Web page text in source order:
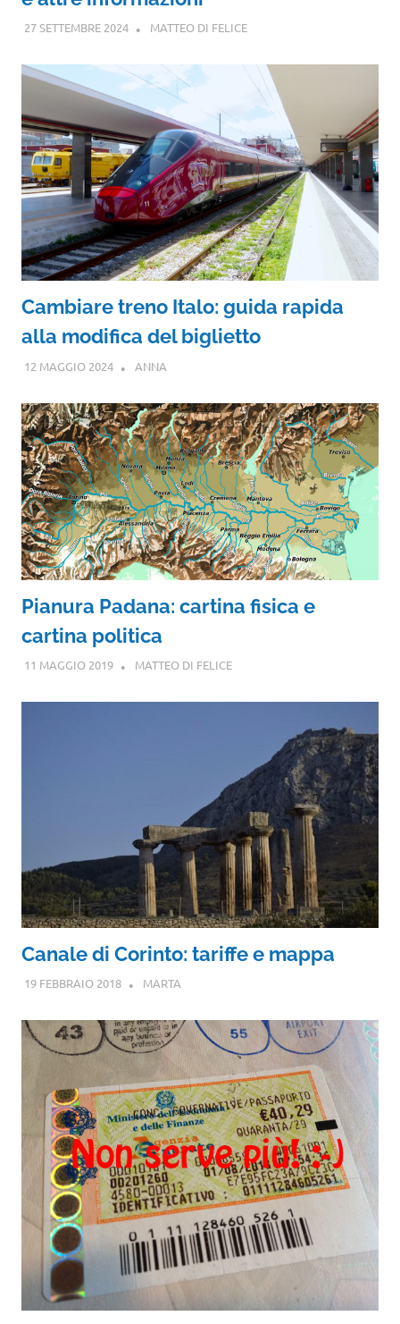
27 SETTEMBRE 2024 MATTEO DI FELICE
Cambiare treno Italo: guida rapida
alla modifica del biglietto
12 MAGGIO 2024 ANNA
Pianura Padana: cartina fisica e
cartina politica
11 MAGGIO 2019 MATTEO DI FELICE
Canale di Corinto: tariffe e mappa
19 FEBBRAIO 2018 MARTA